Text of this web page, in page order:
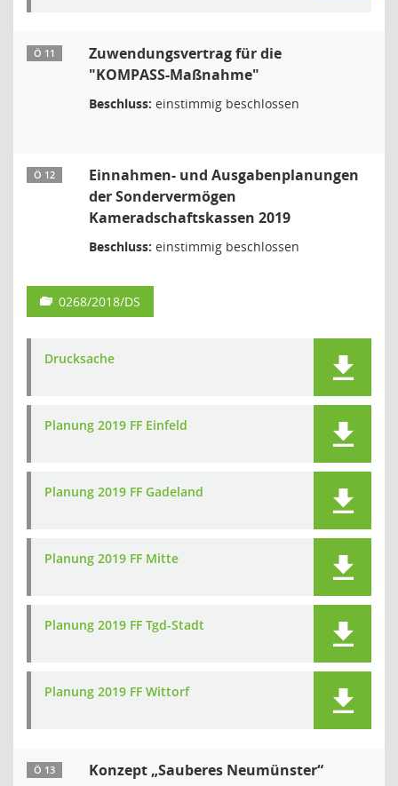
Ö 11
Zuwendungsvertrag für die
"KOMPASS-Maßnahme"
Beschluss: einstimmig beschlossen
Ö 12
Einnahmen- und Ausgabenplanungen
der Sondervermögen
Kameradschaftskassen 2019
Beschluss: einstimmig beschlossen
0268/2018/DS
Drucksache
Planung 2019 FF Einfeld
Planung 2019 FF Gadeland
Planung 2019 FF Mitte
Planung 2019 FF Tgd-Stadt
Planung 2019 FF Wittorf
Ö 13 Konzept „Sauberes Neumünster“